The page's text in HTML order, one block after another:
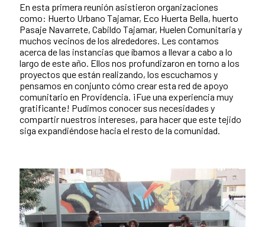
En esta primera reunión asistieron organizaciones
como: Huerto Urbano Tajamar, Eco Huerta Bella, huerto
Pasaje Navarrete, Cabildo Tajamar, Huelen Comunitaria y
muchos vecinos de los alrededores. Les contamos
acerca de las instancias que íbamos a llevar a cabo a lo
largo de este año. Ellos nos profundizaron en torno a los
proyectos que están realizando, los escuchamos y
pensamos en conjunto cómo crear esta red de apoyo
comunitario en Providencia. ¡Fue una experiencia muy
gratificante! Pudimos conocer sus necesidades y
compartir nuestros intereses, para hacer que este tejido
siga expandiéndose hacia el resto de la comunidad.